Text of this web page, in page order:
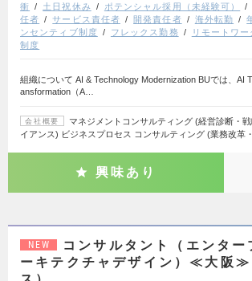
衝
土日祝休み ポテンシャル採用（未経験可）
任者
サービス責任者 開発責任者 海外転勤
ンセンティブ制度
フレックス勤務 リモートワー
制度
組織について AI & Technology Modernization BUでは、AI
ansformation（A…
会社概要
マネジメントコンサルティング (経営診断・
イアンス) ビジネスプロセス コンサルティング (業務改革
興味あり
NEW
コンサルタント（エンター
ーキテクチャデザイン）≪大阪≫